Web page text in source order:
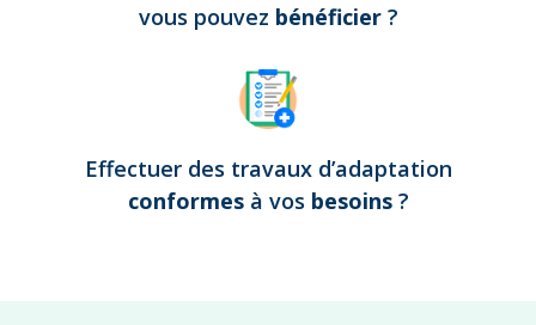
vous pouvez bénéficier ?
Effectuer des travaux d’adaptation
conformes à vos besoins ?